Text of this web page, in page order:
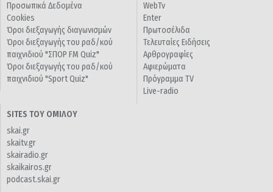
Προσωπικά Δεδομένα
Cookies
Όροι διεξαγωγής διαγωνισμών
Όροι διεξαγωγής του ραδ/κού
παιχνιδιού "ΣΠΟΡ FM Quiz"
Όροι διεξαγωγής του ραδ/κού
παιχνιδιού "Sport Quiz"
WebTv
Enter
Πρωτοσέλιδα
Τελευταίες Ειδήσεις
Αρθρογραφίες
Αφιερώματα
Πρόγραμμα TV
Live-radio
SITES ΤΟΥ ΟΜΙΛΟΥ
skai.gr
skaitv.gr
skairadio.gr
skaikairos.gr
podcast.skai.gr